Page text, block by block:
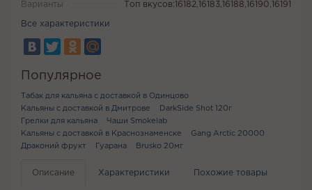
Варианты Топ вкусов:16182,16183,16188,16190,16191
Все характеристики
Популярное
Табак для кальяна с доставкой в Одинцово
Кальяны с доставкой в Дмитрове
DarkSide Shot 120г
Грелки для кальяна
Чаши Smokelab
Кальяны с доставкой в Краснознаменске
Gang Arctic 20000
Драконий фрукт
Гуарана Brusko 20мг
Описание Характеристики Похожие товары